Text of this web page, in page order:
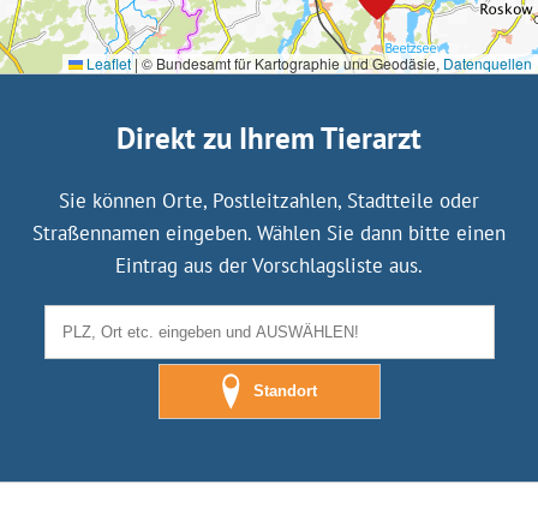
Leaflet | © Bundesamt für Kartographie und Geodäsie, Datenquellen
Direkt zu Ihrem Tierarzt
Sie können Orte, Postleitzahlen, Stadtteile oder
Straßennamen eingeben. Wählen Sie dann bitte einen
Eintrag aus der Vorschlagsliste aus.
Standort